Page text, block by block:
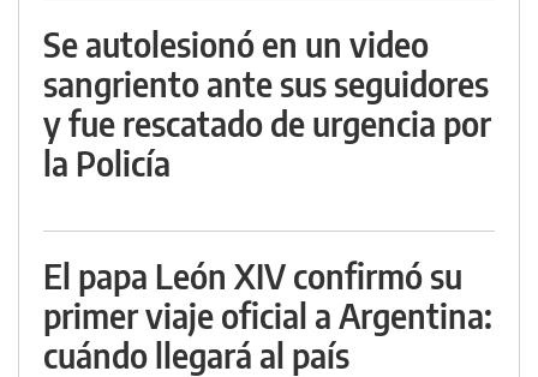
Se autolesionó en un video
sangriento ante sus seguidores
y fue rescatado de urgencia por
la Policía
El papa León XIV confirmó su
primer viaje oficial a Argentina:
cuándo llegará al país